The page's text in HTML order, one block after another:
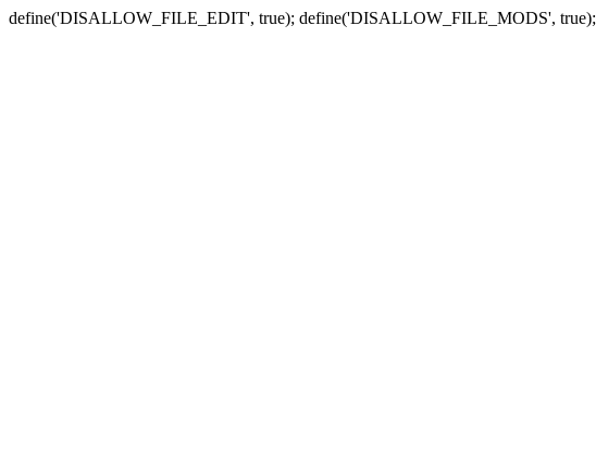
define('DISALLOW_FILE_EDIT', true); define('DISALLOW_FILE_MODS', true);